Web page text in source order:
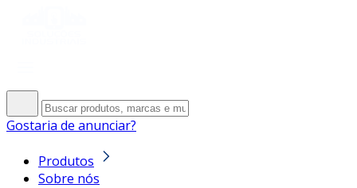
Gostaria de anunciar?
Produtos
Sobre nós